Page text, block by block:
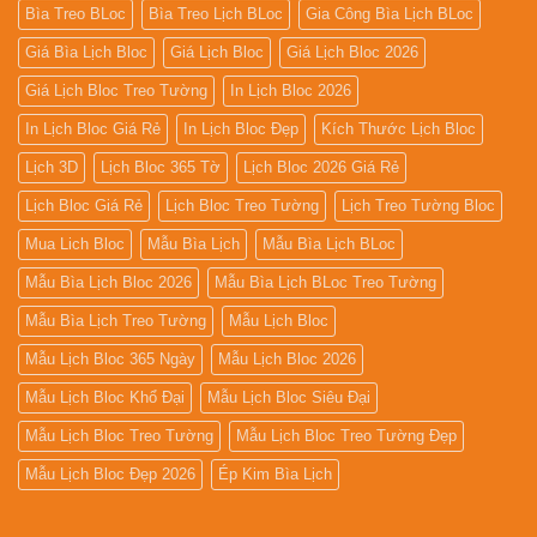
Bìa Treo BLoc Bìa Treo Lịch BLoc Gia Công Bìa Lịch BLoc
Giá Bìa Lịch Bloc Giá Lịch Bloc Giá Lịch Bloc 2026
Giá Lịch Bloc Treo Tường In Lịch Bloc 2026
In Lịch Bloc Giá Rẻ In Lịch Bloc Đẹp Kích Thước Lịch Bloc
Lịch 3D Lịch Bloc 365 Tờ Lịch Bloc 2026 Giá Rẻ
Lịch Bloc Giá Rẻ Lịch Bloc Treo Tường Lịch Treo Tường Bloc
Mua Lich Bloc Mẫu Bìa Lịch Mẫu Bìa Lịch BLoc
Mẫu Bìa Lịch Bloc 2026 Mẫu Bìa Lịch BLoc Treo Tường
Mẫu Bìa Lịch Treo Tường Mẫu Lịch Bloc
Mẫu Lịch Bloc 365 Ngày Mẫu Lịch Bloc 2026
Mẫu Lịch Bloc Khổ Đại Mẫu Lịch Bloc Siêu Đại
Mẫu Lịch Bloc Treo Tường Mẫu Lịch Bloc Treo Tường Đẹp
Mẫu Lịch Bloc Đẹp 2026 Ép Kim Bìa Lịch